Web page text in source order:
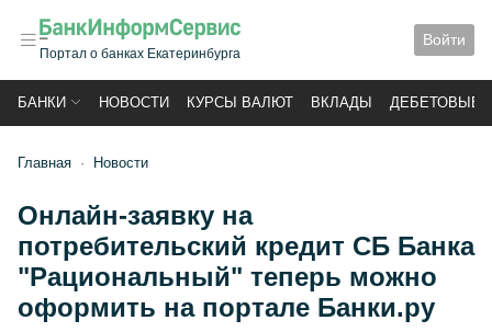
Портал о банках Екатеринбурга
Войти
БАНКИ НОВОСТИ КУРСЫ ВАЛЮТ ВКЛАДЫ ДЕБЕТОВЫЕ
Главная Новости
Онлайн-заявку на
потребительский кредит СБ Банка
"Рациональный" теперь можно
оформить на портале Банки.ру